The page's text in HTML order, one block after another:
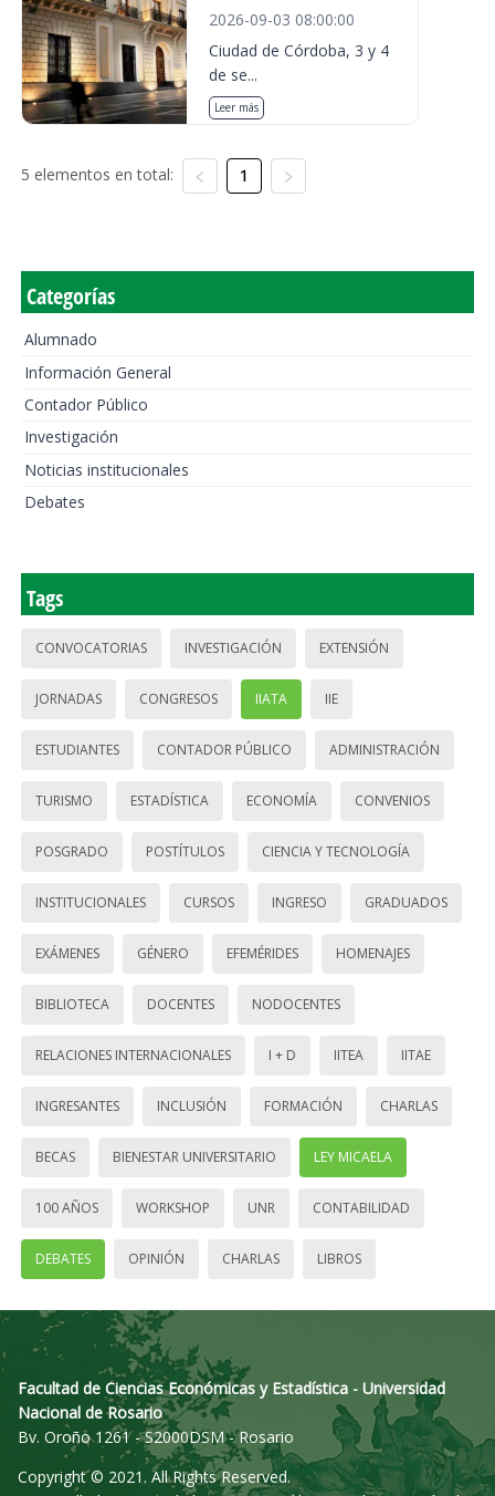
2026-09-03 08:00:00
Ciudad de Córdoba, 3 y 4
de se...
Leer más
5 elementos en total: 1
Categorías
Alumnado
Información General
Contador Público
Investigación
Noticias institucionales
Debates
Tags
CONVOCATORIAS INVESTIGACIÓN EXTENSIÓN
JORNADAS CONGRESOS IIATA IIE
ESTUDIANTES CONTADOR PÚBLICO ADMINISTRACIÓN
TURISMO ESTADÍSTICA ECONOMÍA CONVENIOS
POSGRADO POSTÍTULOS CIENCIA Y TECNOLOGÍA
INSTITUCIONALES CURSOS INGRESO GRADUADOS
EXÁMENES GÉNERO EFEMÉRIDES HOMENAJES
BIBLIOTECA DOCENTES NODOCENTES
RELACIONES INTERNACIONALES I + D IITEA IITAE
INGRESANTES INCLUSIÓN FORMACIÓN CHARLAS
BECAS BIENESTAR UNIVERSITARIO LEY MICAELA
100 AÑOS WORKSHOP UNR CONTABILIDAD
DEBATES OPINIÓN CHARLAS LIBROS
Facultad de Ciencias Económicas y Estadística - Universidad
Nacional de Rosario
Bv. Oroño 1261 - S2000DSM - Rosario
Copyright © 2021. All Rights Reserved.